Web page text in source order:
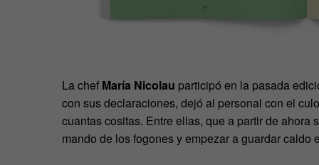
La chef María Nicolau participó en la pasada
con sus declaraciones, dejó al personal con el
cuantas cositas. Entre ellas, que a partir de
mando de los fogones y empezar a guardar